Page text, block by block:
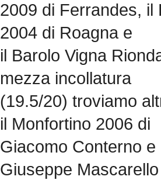
2009 di Ferrandes,
2004 di Roagna e
il Barolo Vigna
mezza incollatura
(19.5/20) troviamo
il Monfortino 2006 di
Giacomo Conterno
Giuseppe